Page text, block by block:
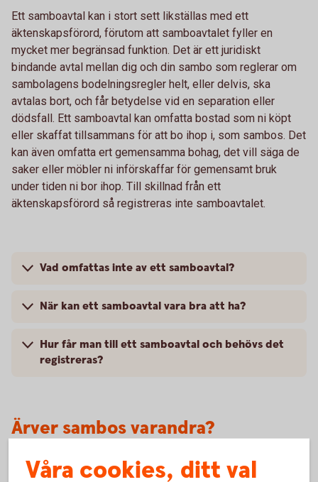
Ett samboavtal kan i stort sett likställas med ett
äktenskapsförord, förutom att samboavtalet fyller en
mycket mer begränsad funktion. Det är ett juridiskt
bindande avtal mellan dig och din sambo som reglerar om
sambolagens bodelningsregler helt, eller delvis, ska
avtalas bort, och får betydelse vid en separation eller
dödsfall. Ett samboavtal kan omfatta bostad som ni köpt
eller skaffat tillsammans för att bo ihop i, som sambos. Det
kan även omfatta ert gemensamma bohag, det vill säga de
saker eller möbler ni införskaffar för gemensamt bruk
under tiden ni bor ihop. Till skillnad från ett
äktenskapsförord så registreras inte samboavtalet.
Vad omfattas inte av ett samboavtal?
När kan ett samboavtal vara bra att ha?
Hur får man till ett samboavtal och behövs det
registreras?
Ärver sambos varandra?
Våra cookies, ditt val